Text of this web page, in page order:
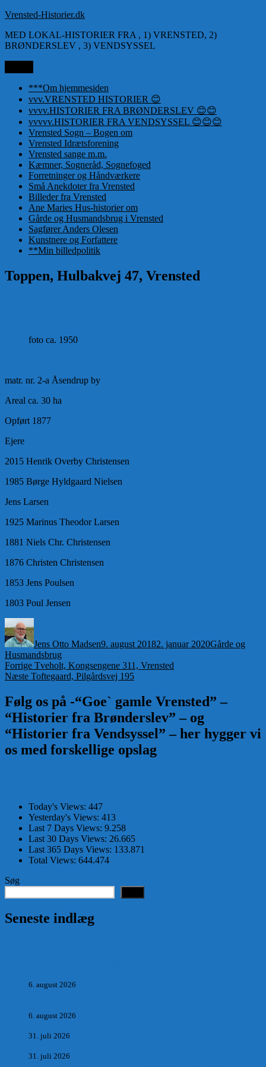
Videre
indhold
Vrensted-Historier.dk
MED LOKAL-HISTORIER FRA , 1) VRENSTED, 2)
BRØNDERSLEV , 3) VENDSYSSEL
***Om hjemmesiden
vvv.VRENSTED HISTORIER 😊
vvvv.HISTORIER FRA BRØNDERSLEV 😊😊
vvvvv.HISTORIER FRA VENDSYSSEL 😊😊😊
Vrensted Sogn – Bogen om
Vrensted Idrætsforening
Vrensted sange m.m.
Kæmner, Sogneråd, Sognefoged
Forretninger og Håndværkere
Små Anekdoter fra Vrensted
Billeder fra Vrensted
Ane Maries Hus-historier om
Gårde og Husmandsbrug i Vrensted
Sagfører Anders Olesen
Kunstnere og Forfattere
**Min billedpolitik
Toppen, Hulbakvej 47, Vrensted
foto ca. 1950
matr. nr. 2-a Åsendrup by
Areal ca. 30 ha
Opført 1877
Ejere
2015 Henrik Overby Christensen
1985 Børge Hyldgaard Nielsen
Jens Larsen
1925 Marinus Theodor Larsen
1881 Niels Chr. Christensen
1876 Christen Christensen
1853 Jens Poulsen
1803 Poul Jensen
Jens Otto Madsen9. august 20182. januar 2020Gårde og
Husmandsbrug
Indlægsnavigation
Forrige Forrige
indlæg:
Tveholt, Kongsengene 311, Vrensted
Næste Næste
Toftegaard, Pilgårdsvej 195
Følg os på -“Goe` gamle Vrensted” –
“Historier fra Brønderslev” – og
“Historier fra Vendsyssel” – her hygger vi
os med forskellige opslag
Today's Views: 447
Yesterday's Views: 413
Last 7 Days Views: 9.258
Last 30 Days Views: 26.665
Last 365 Days Views: 133.871
Total Views: 644.474
Søg
Seneste indlæg
6. august 2026
6. august 2026
31. juli 2026
31. juli 2026